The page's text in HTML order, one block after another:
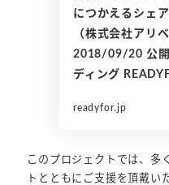
につかえるシェ
（株式会社アリ
2018/09/20 公開
ディング
readyfor.jp
このプロジェクトでは、多
トとともにご支援を頂戴い